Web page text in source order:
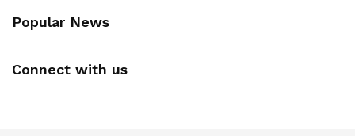
Popular News
Connect with us